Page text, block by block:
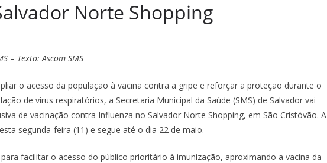
Norte Shopping
– Texto: Ascom SMS
o acesso da população à vacina contra a gripe e reforçar a proteção durante o
de vírus respiratórios, a Secretaria Municipal da Saúde (SMS) de Salvador vai
de vacinação contra Influenza no Salvador Norte Shopping, em São Cristóvão. A
segunda-feira (11) e segue até o dia 22 de maio.
facilitar o acesso do público prioritário à imunização, aproximando a vacina da